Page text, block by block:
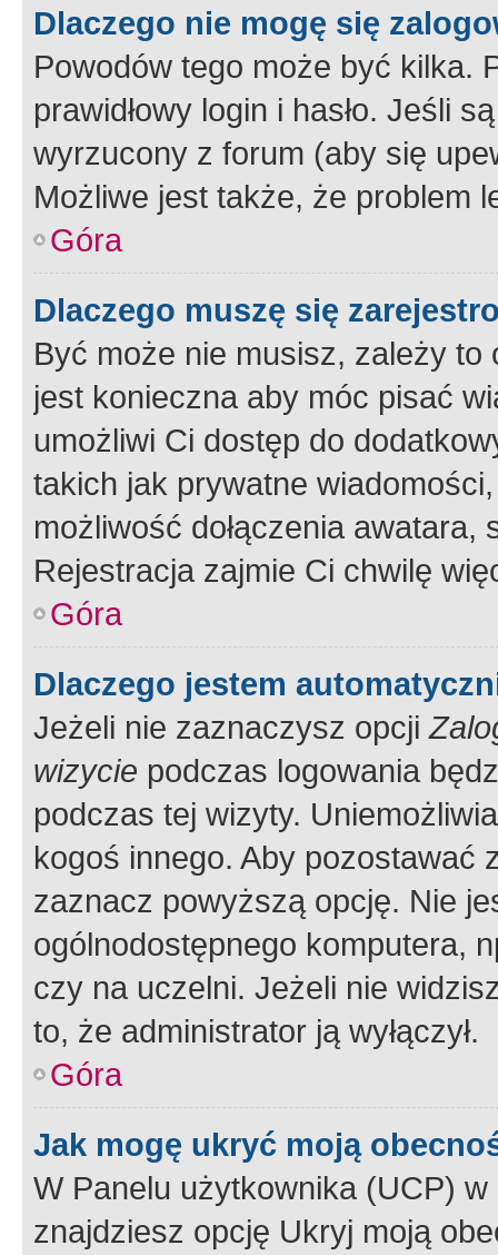
Dlaczego nie mogę się
Powodów tego może być kilka.
prawidłowy login i hasło. Jeśli
wyrzucony z forum (aby się
Możliwe jest także, że problem
Góra
Dlaczego muszę się
Być może nie musisz, zależy
jest konieczna aby móc pisać
umożliwi Ci dostęp do
takich jak prywatne
możliwość dołączenia
Rejestracja zajmie Ci chwilę
Góra
Dlaczego jestem
Jeżeli nie zaznaczysz opcji
wizycie podczas logowania
podczas tej wizyty.
kogoś innego. Aby pozostawać
zaznacz powyższą opcję. Nie
ogólnodostępnego komputera,
czy na uczelni. Jeżeli nie
to, że administrator ją wyłączył.
Góra
Jak mogę ukryć moją
W Panelu użytkownika (UCP) w
znajdziesz opcję Ukryj moją